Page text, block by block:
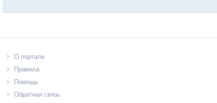
О портале
Правила
Помощь
Обратная связь